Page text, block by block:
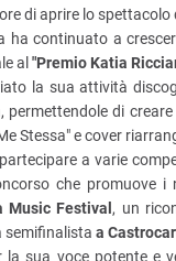
di aprire lo spettacolo
ha continuato a
al "Premio Katia
la sua attività
permettendole di
Stessa" e cover
a varie
che promuove i
Music Festival , un
semifinalista a
la sua voce potente e